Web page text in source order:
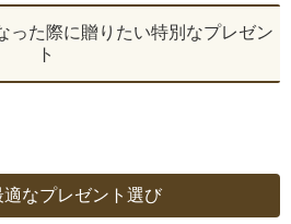
った際に贈りたい特別なプレゼン
ト
なプレゼント選び